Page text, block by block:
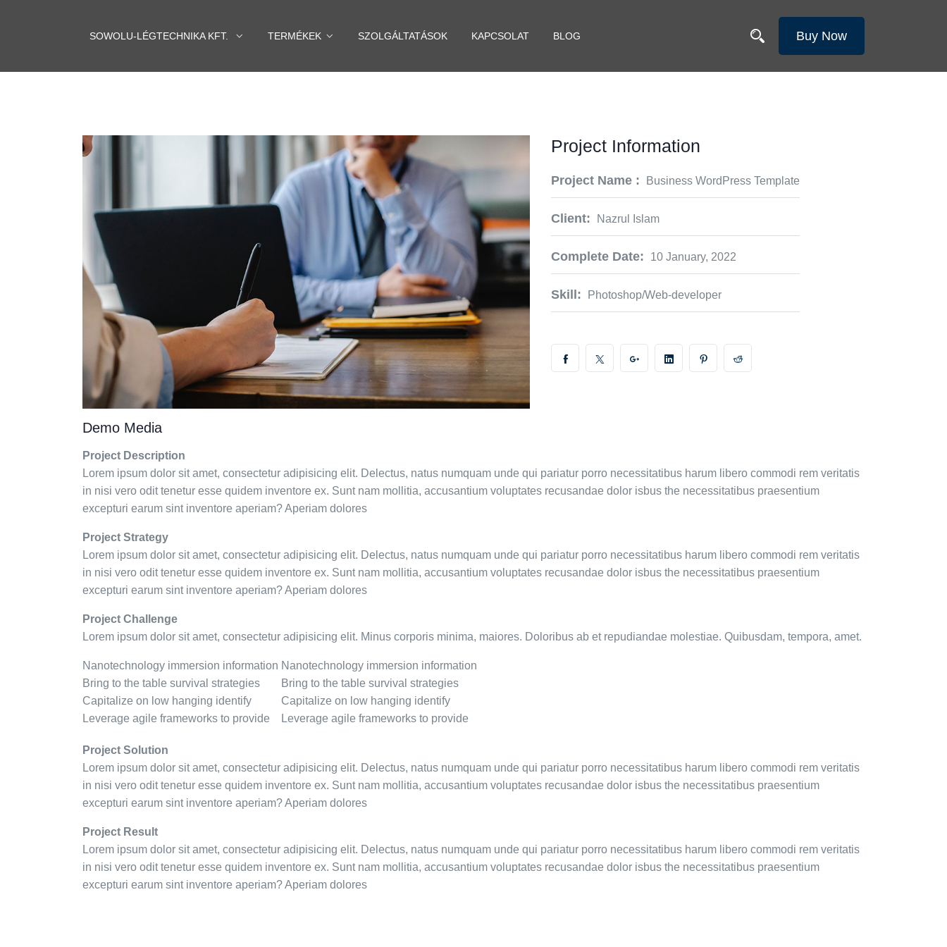
SOWOLU-LÉGTECHNIKA KFT. TERMÉKEK SZOLGÁLTATÁSOK KAPCSOLAT BLOG Buy Now
Project Information
Project Name : Business WordPress Template
Client: Nazrul Islam
Complete Date: 10 January, 2022
Skill: Photoshop/Web-developer
Demo Media
Project Description
Lorem ipsum dolor sit amet, consectetur adipisicing elit. Delectus, natus numquam unde qui pariatur porro necessitatibus harum libero commodi rem veritatis
in nisi vero odit tenetur esse quidem inventore ex. Sunt nam mollitia, accusantium voluptates recusandae dolor isbus the necessitatibus praesentium
excepturi earum sint inventore aperiam? Aperiam dolores
Project Strategy
Lorem ipsum dolor sit amet, consectetur adipisicing elit. Delectus, natus numquam unde qui pariatur porro necessitatibus harum libero commodi rem veritatis
in nisi vero odit tenetur esse quidem inventore ex. Sunt nam mollitia, accusantium voluptates recusandae dolor isbus the necessitatibus praesentium
excepturi earum sint inventore aperiam? Aperiam dolores
Project Challenge
Lorem ipsum dolor sit amet, consectetur adipisicing elit. Minus corporis minima, maiores. Doloribus ab et repudiandae molestiae. Quibusdam, tempora, amet.
Nanotechnology immersion information
Bring to the table survival strategies
Capitalize on low hanging identify
Leverage agile frameworks to provide
Nanotechnology immersion information
Bring to the table survival strategies
Capitalize on low hanging identify
Leverage agile frameworks to provide
Project Solution
Lorem ipsum dolor sit amet, consectetur adipisicing elit. Delectus, natus numquam unde qui pariatur porro necessitatibus harum libero commodi rem veritatis
in nisi vero odit tenetur esse quidem inventore ex. Sunt nam mollitia, accusantium voluptates recusandae dolor isbus the necessitatibus praesentium
excepturi earum sint inventore aperiam? Aperiam dolores
Project Result
Lorem ipsum dolor sit amet, consectetur adipisicing elit. Delectus, natus numquam unde qui pariatur porro necessitatibus harum libero commodi rem veritatis
in nisi vero odit tenetur esse quidem inventore ex. Sunt nam mollitia, accusantium voluptates recusandae dolor isbus the necessitatibus praesentium
excepturi earum sint inventore aperiam? Aperiam dolores